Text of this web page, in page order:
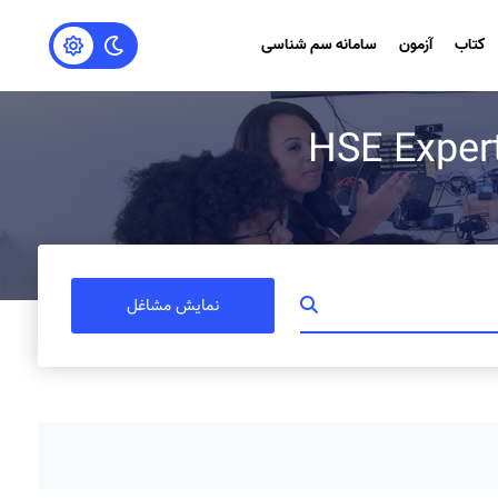
کتاب آزمون سامانه سم شناسی
نمایش مشاغل